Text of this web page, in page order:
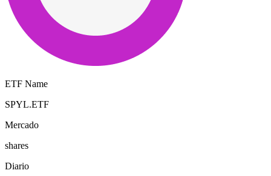
ETF Name
SPYL.ETF
Mercado
shares
Diario